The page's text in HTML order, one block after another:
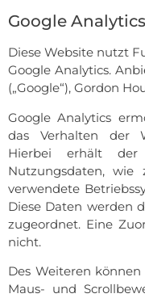
Google Analytics
Diese Website nutzt
Google Analytics.
(„Google“), Gordon
Google Analytics
das Verhalten der
Hierbei erhält der
Nutzungsdaten, wie
verwendete
Diese Daten werden
zugeordnet. Eine
nicht.
Des Weiteren
Maus- und